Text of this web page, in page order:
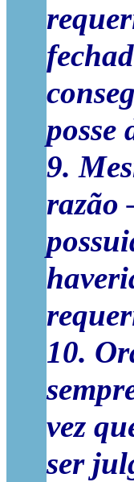
posse
9.
razão
10.
vez
ser